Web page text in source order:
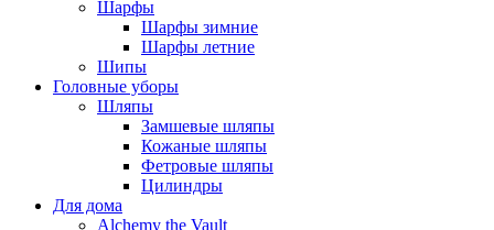
Шарфы
Шарфы зимние
Шарфы летние
Шипы
Головные уборы
Шляпы
Замшевые шляпы
Кожаные шляпы
Фетровые шляпы
Цилиндры
Для дома
Alchemy the Vault